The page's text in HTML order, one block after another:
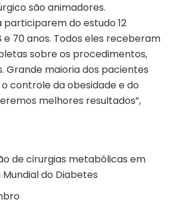
são animadores.
participarem do estudo 12
e 70 anos. Todos eles receberam
sobre os procedimentos,
Grande maioria dos pacientes
controle da obesidade e do
melhores resultados”,
de cirurgias metabólicas em
do Diabetes